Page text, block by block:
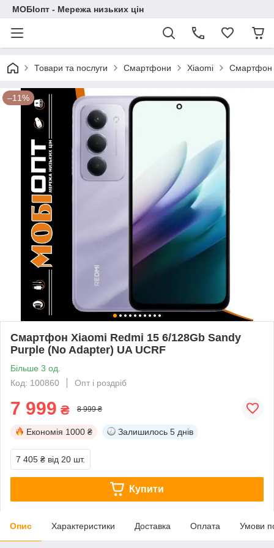
МОБІопт - Мережа низьких цін
Товари та послуги Смартфони Xiaomi Смартфон
–11%
Смартфон Xiaomi Redmi 15 6/128Gb Sandy
Purple (No Adapter) UA UCRF
Більше 3 од.
Код: 100860
Опт і роздріб
7 999 ₴ 8 999 ₴
Економія 1000 ₴ Залишилось 5 днів
7 405 ₴ від 20 шт.
Купити
Опис Характеристики Доставка Оплата Умови